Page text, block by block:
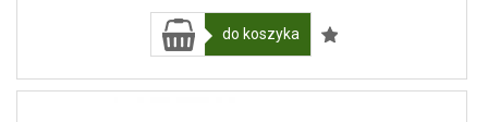
do koszyka